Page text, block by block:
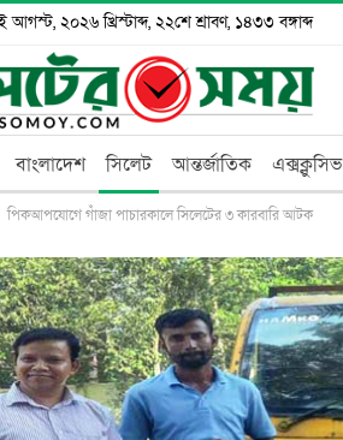
আগস্ট, ২০২৬ খ্রিস্টাব্দ, ২২শে শ্রাবণ, ১৪৩৩ বঙ্গাব্দ
বাংলাদেশ সিলেট আন্তর্জাতিক এক্সক্লুসিভ
পিকআপযোগে গাঁজা পাচারকালে সিলেটের ৩ কারবারি আটক